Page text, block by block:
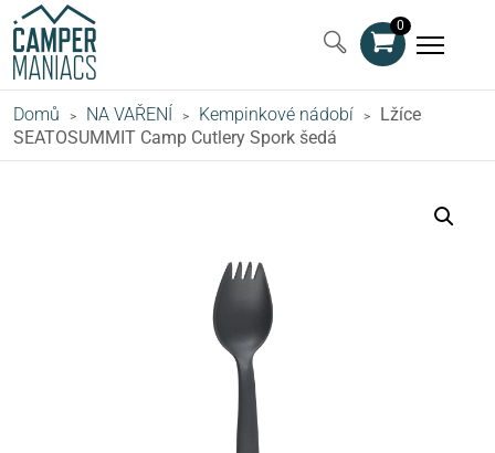
0
Domů > NA VAŘENÍ > Kempinkové nádobí >
Lžíce
SEATOSUMMIT Camp Cutlery Spork šedá